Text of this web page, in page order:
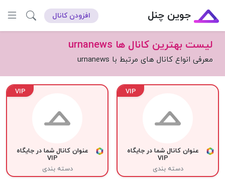
جوین چنل افزودن کانال
لیست بهترین کانال ها urnanews
معرفی انواع کانال های مرتبط با urnanews
VIP
عنوان کانال شما در جایگاه
VIP
دسته بندی
VIP
عنوان کانال شما در جایگاه
VIP
دسته بندی